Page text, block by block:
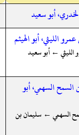
أبو سعيد
الليثي، أبو الهيثم
الليثي ← أبو سعيد
السمح السهمي، أبو
السهمي ← سليمان بن